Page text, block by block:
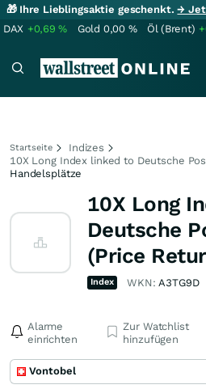
🎁 Ihre Lieblingsaktie geschenkt.→
DAX +0,69% Gold 0,00 % Öl (Brent)
Startseite
Indizes
10X Long Index linked to Deutsche
Handelsplätze
10X Long
Deutsche
(Price
Index WKN:A3TG9D
Alarme
einrichten
Zur Watchlist
hinzufügen
Vontobel